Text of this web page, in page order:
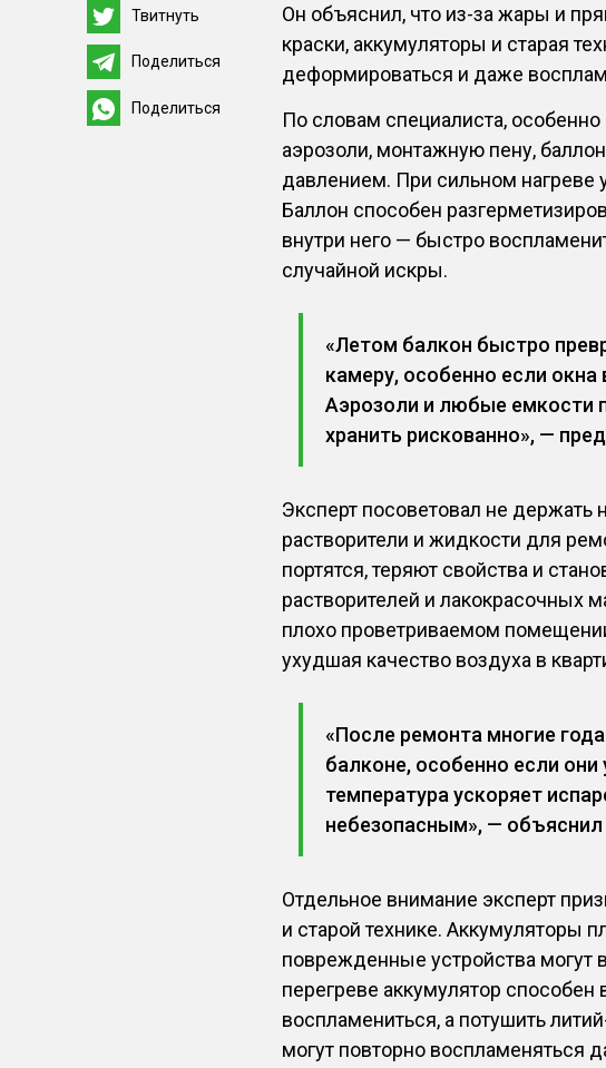
Твитнуть
Поделиться
Поделиться
Он объяснил, что из-за жары и
краски, аккумуляторы и старая
деформироваться и даже
По словам специалиста, особенно
аэрозоли, монтажную пену,
давлением. При сильном нагреве
Баллон способен
внутри него — быстро
случайной искры.
«Летом балкон быстро
камеру, особенно если
Аэрозоли и любые емкости
хранить рискованно», —
Эксперт посоветовал не держать
растворители и жидкости для
портятся, теряют свойства и
растворителей и лакокрасочных
плохо проветриваемом
ухудшая качество воздуха в
«После ремонта многие
балконе, особенно если
температура ускоряет
небезопасным», — объяснил
Отдельное внимание эксперт
и старой технике. Аккумуляторы
поврежденные устройства могут
перегреве аккумулятор способен
воспламениться, а потушить
могут повторно воспламеняться